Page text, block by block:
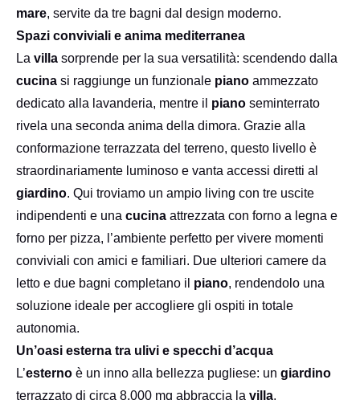
mare, servite da tre bagni dal design moderno.
Spazi conviviali e anima mediterranea
La villa sorprende per la sua versatilità: scendendo dalla
cucina si raggiunge un funzionale piano ammezzato
dedicato alla lavanderia, mentre il piano seminterrato
rivela una seconda anima della dimora. Grazie alla
conformazione terrazzata del terreno, questo livello è
straordinariamente luminoso e vanta accessi diretti al
giardino. Qui troviamo un ampio living con tre uscite
indipendenti e una cucina attrezzata con forno a legna e
forno per pizza, l’ambiente perfetto per vivere momenti
conviviali con amici e familiari. Due ulteriori camere da
letto e due bagni completano il piano, rendendolo una
soluzione ideale per accogliere gli ospiti in totale
autonomia.
Un’oasi esterna tra ulivi e specchi d’acqua
L’esterno è un inno alla bellezza pugliese: un giardino
terrazzato di circa 8.000 mq abbraccia la villa,